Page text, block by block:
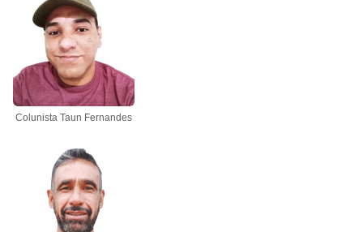
Colunista Taun Fernandes